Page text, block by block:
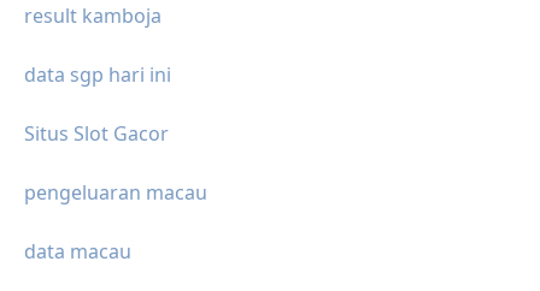
result kamboja
data sgp hari ini
Situs Slot Gacor
pengeluaran macau
data macau